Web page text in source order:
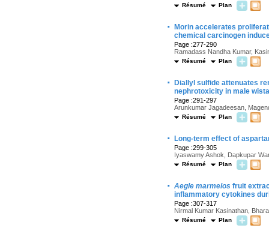
Résumé Plan
·
Morin accelerates
chemical carcinogen
Page :277-290
Ramadass Nandha Kumar,
Résumé Plan
·
Diallyl sulfide attenuates
nephrotoxicity in male
Page :291-297
Arunkumar Jagadeesan,
Résumé Plan
· Long-term effect of
Page :299-305
Iyaswamy Ashok, Dapkupar
Résumé Plan
· Aegle marmelos fruit
inflammatory cytokines
Page :307-317
Nirmal Kumar Kasinathan,
Résumé Plan